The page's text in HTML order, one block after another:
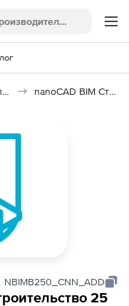
Строительное программное обеспечение nanoCAD BIM Строительство
NBIMB250_CNN_ADD
25